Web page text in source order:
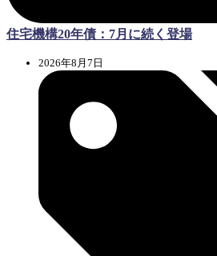
住宅機構20年債：7月に続く登場
2026年8月7日